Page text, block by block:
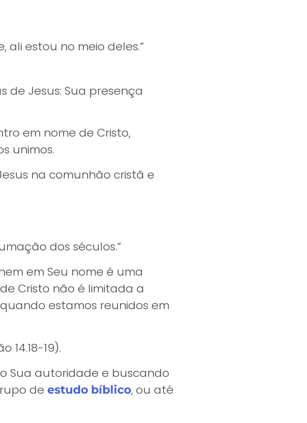
aumentar
o
ali estou no meio deles.”
de Jesus: Sua presença
em nome de Cristo,
unimos.
na comunhão cristã e
dos séculos.”
em Seu nome é uma
Cristo não é limitada a
estamos reunidos em
14.18-19).
Sua autoridade e buscando
de estudo bíblico, ou até